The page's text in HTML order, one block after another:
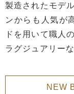
製造されたモデ
ンからも人気が
ドを用いて職人
ラグジュアリー
NEW